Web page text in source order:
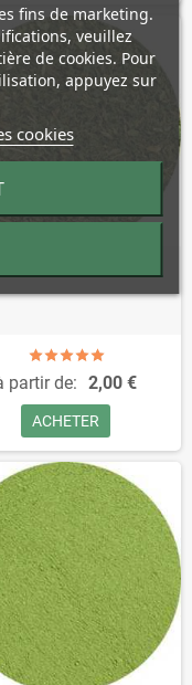
partir de: 2,00 €
ACHETER
fins de marketing.
veuillez
de cookies. Pour
appuyez sur
cookies